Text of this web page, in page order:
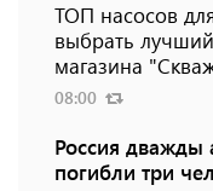
ТОП насосов
выбрать
магазина
08:00
Россия дважды
погибли три